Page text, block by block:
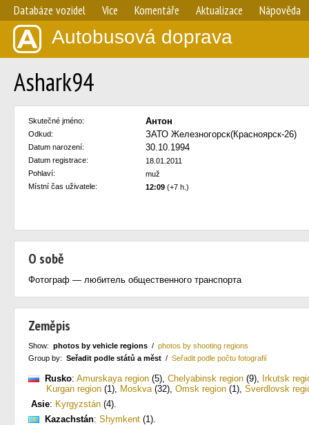
Databáze vozidel Více Komentáře Aktualizace Nápověda
Autobusová doprava
Ashark94
Skutečné jméno: Антон
Odkud: ЗАТО Железногорск(Красноярск-26)
Datum narození: 30.10.1994
Datum registrace:
18.01.2011
Pohlaví:
muž
Místní čas uživatele:
12:09 (+7 h.)
O sobě
Фотограф — любитель общественного транспорта
Zeměpis
Show: photos by vehicle regions / photos by shooting regions
Group by: Seřadit podle států a měst / Seřadit podle počtu fotografií
Rusko: Amurskaya region (5), Chelyabinsk region (9), Irkutsk
Kurgan region (1), Moskva(32), Omsk region (1), Sverdlovsk
Asie: Kyrgyzstán (4).
Kazachstán: Shymkent (1).